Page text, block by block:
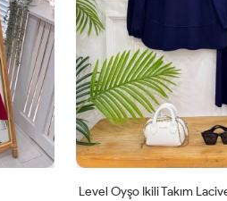
Level Oyşo Ikili Takım